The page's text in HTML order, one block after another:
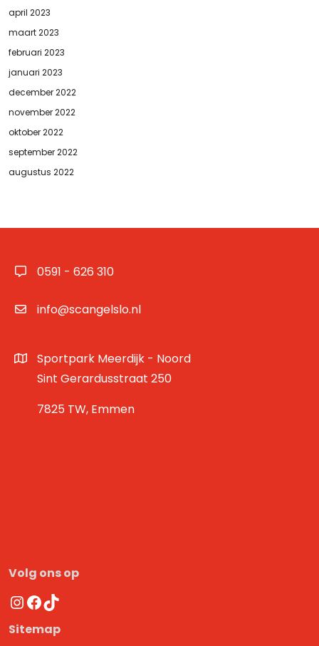
april 2023
maart 2023
februari 2023
januari 2023
december 2022
november 2022
oktober 2022
september 2022
augustus 2022
0591 - 626 310
info@scangelslo.nl
Sportpark Meerdijk - Noord
Sint Gerardusstraat 250
7825 TW, Emmen
Volg ons op
Instagram
Facebook
TikTok
Sitemap